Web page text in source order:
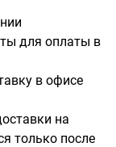
для оплаты в
в офисе
на
только после